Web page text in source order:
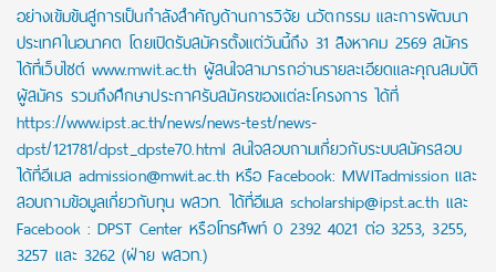
อย่างเข้มข้นสู่การเป็นกำลังสำคัญด้านการวิจัย นวัตกรรม และการพัฒนา
ประเทศในอนาคต โดยเปิดรับสมัครตั้งแต่วันนี้ถึง 31 สิงหาคม 2569 สมัคร
ได้ที่เว็บไซต์ www.mwit.ac.th ผู้สนใจสามารถอ่านรายละเอียดและคุณสมบัติ
ผู้สมัคร รวมถึงศึกษาประกาศรับสมัครของแต่ละโครงการ ได้ที่
https://www.ipst.ac.th/news/news-test/news-
dpst/121781/dpst_dpste70.html สนใจสอบถามเกี่ยวกับระบบสมัครสอบ
ได้ที่อีเมล admission@mwit.ac.th หรือ Facebook: MWITadmission และ
สอบถามข้อมูลเกี่ยวกับทุน พสวท. ได้ที่อีเมล scholarship@ipst.ac.th และ
Facebook : DPST Center หรือโทรศัพท์ 0 2392 4021 ต่อ 3253, 3255,
3257 และ 3262 (ฝ่าย พสวท.)